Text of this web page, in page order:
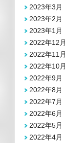
2023年3月
2023年2月
2023年1月
2022年12月
2022年11月
2022年10月
2022年9月
2022年8月
2022年7月
2022年6月
2022年5月
2022年4月